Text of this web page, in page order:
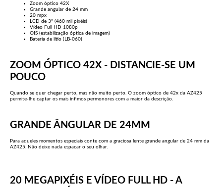
Zoom óptico 42X
Grande angular de 24 mm
20 mpx
LCD de 3" (460 mil pixéis)
Vídeo Full HD 1080p
OIS (estabilização óptica de imagem)
Bateria de lítio (LB-060)
ZOOM ÓPTICO 42X - DISTANCIE-SE UM
POUCO
Quando se quer chegar perto, mas não muito perto. O zoom óptico de 42x da AZ425
permite-lhe captar os mais ínfimos permonores com a maior da descrição.
GRANDE ÂNGULAR DE 24MM
Para aqueles momentos especiais conte com a graciosa lente grande angular de 24 mm da
AZ425. Não deixe nada espacar o seu olhar.
20 MEGAPIXÉIS E VÍDEO FULL HD - A